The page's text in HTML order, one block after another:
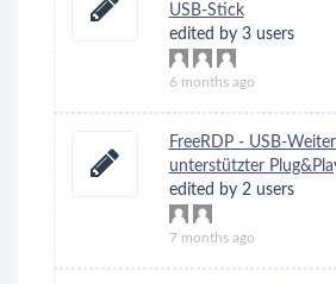
USB-Stick
edited by 3 users
6 months ago
FreeRDP - USB-
unterstützter
edited by 2 users
7 months ago